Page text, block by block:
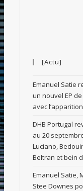
[Actu]
Emanuel Satie
un nouvel EP
avec
DHB Portugal
au 20
Luciano,
Beltran et bein
Emanuel Satie,
Stee Downes